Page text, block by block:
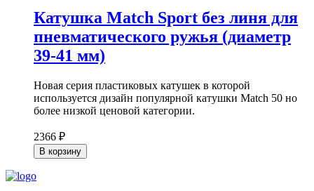
Катушка Match Sport без линя для
пневматического ружья (диаметр
39-41 мм)
Новая серия пластиковых катушек в которой
используется дизайн популярной катушки Match 50 но
более низкой ценовой категории.
2366 ₽
В корзину